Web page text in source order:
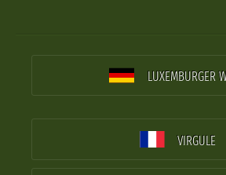
LUXEMBURGER
VIRGULE